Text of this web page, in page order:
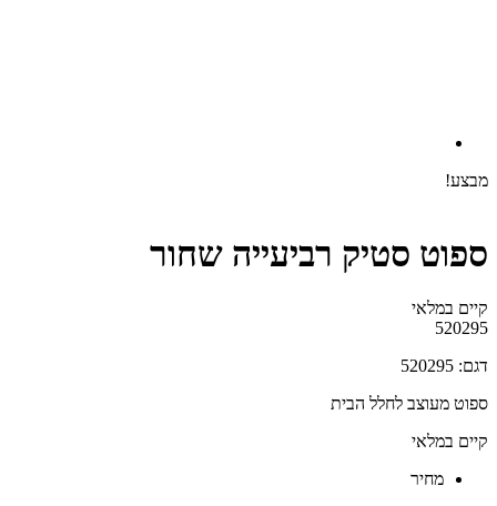
מבצע!
ספוט סטיק רביעייה שחור
קיים במלאי‬
520295
דגם: 520295
ספוט מעוצב לחלל הבית
קיים במלאי
‫מחיר‬